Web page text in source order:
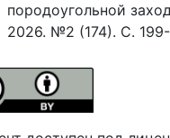
породоугольной
2026. №2 (174). C.